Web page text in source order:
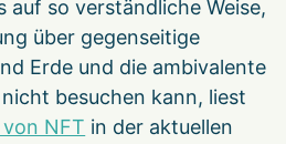
so verständliche Weise,
über gegenseitige
Erde und die ambivalente
besuchen kann, liest
NFT in der aktuellen